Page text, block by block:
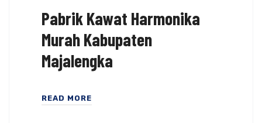
Pabrik Kawat Harmonika
Murah Kabupaten
Majalengka
READ MORE